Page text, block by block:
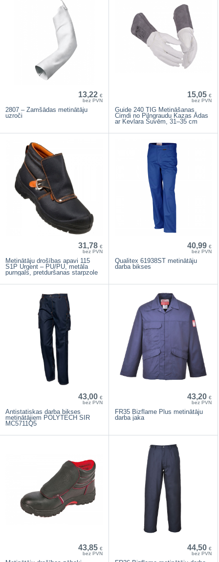
13,22 €
bez PVN
2807 – Zamšādas metinātāju
uzroči
15,05 €
bez PVN
Guide 240 TIG Metināšanas
Cimdi no Pilngraudu Kazas Ādas
ar Kevlara Šuvēm, 31–35 cm
31,78 €
bez PVN
Metinātāju drošības apavi 115
S1P Urgent – PU/PU, metāla
purngals, pretduršanas starpzole
40,99 €
bez PVN
Qualitex 61938ST metinātāju
darba bikses
43,00 €
bez PVN
Antistatiskas darba bikses
metinātājiem POLYTECH SIR
MC5711Q5
43,20 €
bez PVN
FR35 Bizflame Plus metinātāju
darba jaka
43,85 €
bez PVN
44,50 €
bez PVN